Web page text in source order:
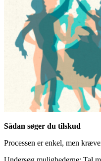
Sådan søger du tilskud
Processen er enkel, men